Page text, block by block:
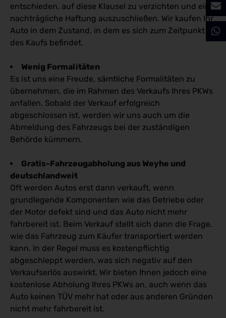
entschieden, auf diese Klausel zu verzichten und eine
nachträgliche Haftung auszuschließen. Wir kaufen Ihr
Auto in dem Zustand, in dem es sich zum Zeitpunkt
des Kaufs befindet.
Wenig Formalitäten
Es ist uns eine Freude, sämtliche Formalitäten zu
übernehmen, die im Rahmen des Verkaufs Ihres PKWs
anfallen. Sobald der Verkauf erfolgreich
abgeschlossen ist, werden wir uns auch um die
Abmeldung des Fahrzeugs bei der zuständigen
Behörde kümmern.
Gratis-Fahrzeugabholung aus Weyhe und
deutschlandweit
Oft werden Autos erst dann verkauft, wenn
grundlegende Komponenten wie das Getriebe oder
der Motor defekt sind und das Auto nicht mehr
fahrbereit ist. Beim Verkauf stellt sich dann die Frage,
wie das Fahrzeug zum Käufer transportiert werden
kann. In der Regel muss es kostenpflichtig
abgeschleppt werden, was sich negativ auf den
Verkaufserlös auswirkt. Wir bieten Ihnen jedoch eine
kostenlose Abholung Ihres PKWs an, auch wenn das
Auto keinen TÜV mehr hat oder aus anderen Gründen
nicht mehr fahrbereit ist.